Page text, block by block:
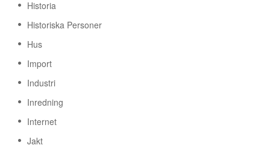
Historia
Historiska Personer
Hus
Import
Industri
Inredning
Internet
Jakt